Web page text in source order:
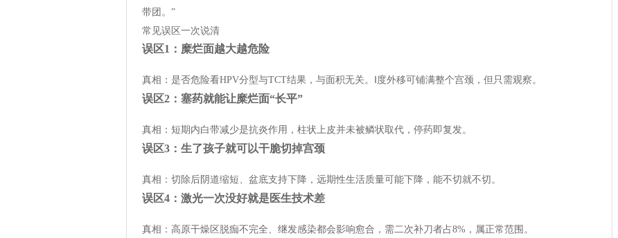
带团。”
常见误区一次说清
误区1：糜烂面越大越危险
真相：是否危险看HPV分型与TCT结果，与面积无关。Ⅰ度外移可铺满整个宫颈，但只需观察。
误区2：塞药就能让糜烂面“长平”
真相：短期内白带减少是抗炎作用，柱状上皮并未被鳞状取代，停药即复发。
误区3：生了孩子就可以干脆切掉宫颈
真相：切除后阴道缩短、盆底支持下降，远期性生活质量可能下降，能不切就不切。
误区4：激光一次没好就是医生技术差
真相：高原干燥区脱痂不完全、继发感染都会影响愈合，需二次补刀者占8%，属正常范围。